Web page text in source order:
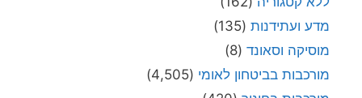
מדע ועתידנות (135)
מוסיקה וסאונד (8)
מורכבות בביטחון לאומי (4,505)